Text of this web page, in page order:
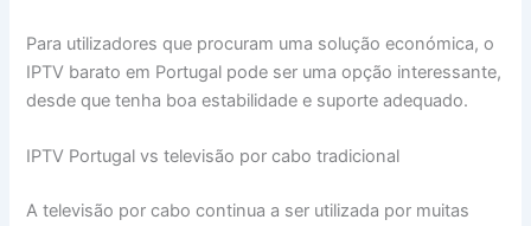
Para utilizadores que procuram uma solução económica, o
IPTV barato em Portugal pode ser uma opção interessante,
desde que tenha boa estabilidade e suporte adequado.
IPTV Portugal vs televisão por cabo tradicional
A televisão por cabo continua a ser utilizada por muitas